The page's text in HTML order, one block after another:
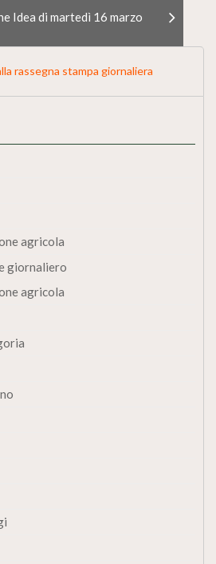
Idea di martedì 16 marzo
rassegna stampa giornaliera
agricola
giornaliero
agricola